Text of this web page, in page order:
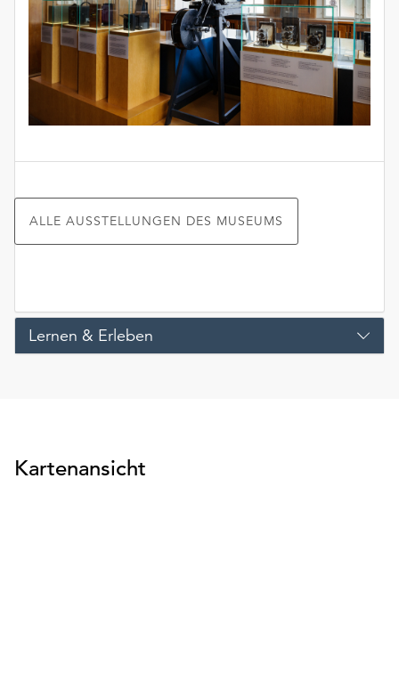
ALLE AUSSTELLUNGEN DES MUSEUMS
Lernen & Erleben
Kartenansicht